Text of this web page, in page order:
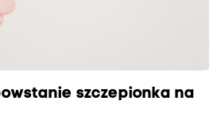
szczepionka na